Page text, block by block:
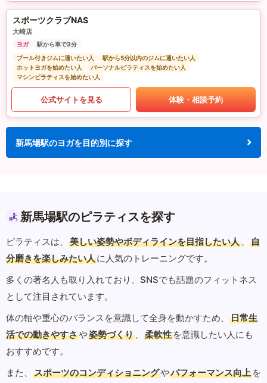
スポーツクラブNAS
大崎店
ヨガ
駅から車で3分
プール付きジムに通いたい人
駅から5分以内のジムに通いたい人
ホットヨガを始めたい人
パーソナルピラティスを始めたい人
マシンピラティスを始めたい人
公式サイトを見る 体験・相談予約
新馬場駅のヨガを目的別に探す
新馬場駅のピラティスを探す
ピラティスは、 美しい姿勢やボディラインを目指したい人 、
自
分磨きを楽しみたい人に人気のトレーニングです。
多くの著名人も取り入れており、SNSでも話題のフィットネス
として注目されています。
体の軸や重心のバランスを意識して全身を動かすため、
日常生
活での動きやすさや姿勢づくり 、 柔軟性 を意識したい人にも
おすすめです。
また、
スポーツのコンディショニングやパフォーマンス向上 を